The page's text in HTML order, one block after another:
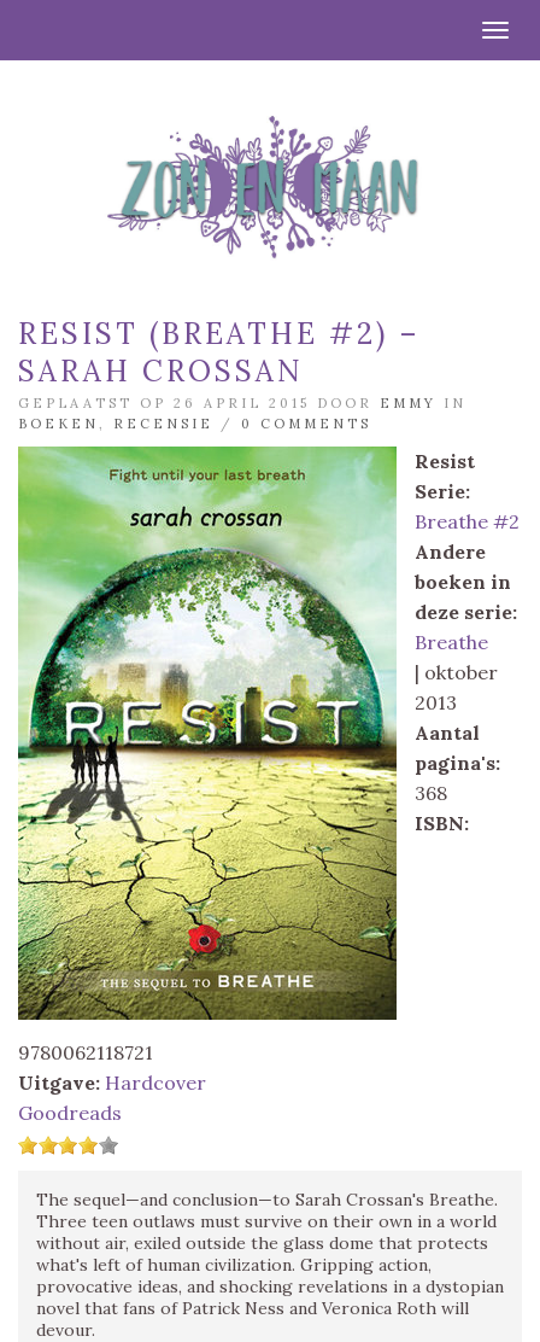
RESIST (BREATHE #2) –
SARAH CROSSAN
GEPLAATST OP 26 APRIL 2015 DOOR EMMY
IN
BOEKEN
RECENSIE / 0 COMMENTS
Resist
Serie:
Breathe #2
Andere
boeken in
deze serie:
Breathe
| oktober
2013
Aantal
pagina's:
368
ISBN:
9780062118721
Uitgave: Hardcover
Goodreads
The sequel—and conclusion—to Sarah Crossan's Breathe.
Three teen outlaws must survive on their own in a world
without air, exiled outside the glass dome that protects
what's left of human civilization. Gripping action,
provocative ideas, and shocking revelations in a dystopian
novel that fans of Patrick Ness and Veronica Roth will
devour.